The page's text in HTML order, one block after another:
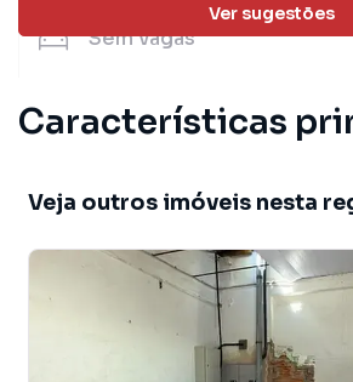
Ver sugestões
Semvagas
Características
Escritório
Veja outros imóveis nesta